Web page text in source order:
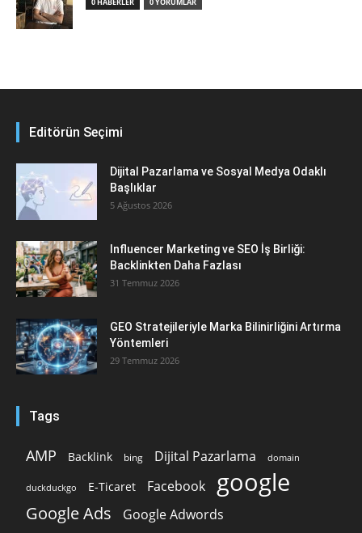
Editörün Seçimi
Dijital Pazarlama ve Sosyal Medya Odaklı
Başlıklar
5 Ağustos 2026
Influencer Marketing ve SEO İş Birliği:
Backlinkten Daha Fazlası
31 Temmuz 2026
GEO Stratejileriyle Marka Bilinirliğini Artırma
Yöntemleri
29 Temmuz 2026
Tags
AMP Backlink bing Dijital Pazarlama domain
duckduckgo E-Ticaret Facebook google
Google Ads Google Adwords